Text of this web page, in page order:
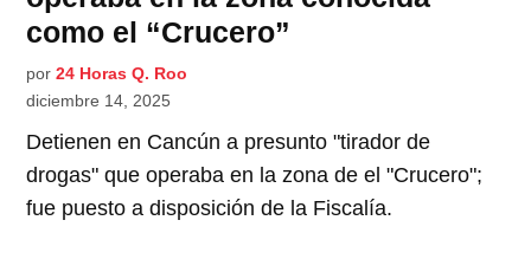
como el “Crucero”
por 24 Horas Q. Roo
diciembre 14, 2025
Detienen en Cancún a presunto "tirador de
drogas" que operaba en la zona de el "Crucero";
fue puesto a disposición de la Fiscalía.